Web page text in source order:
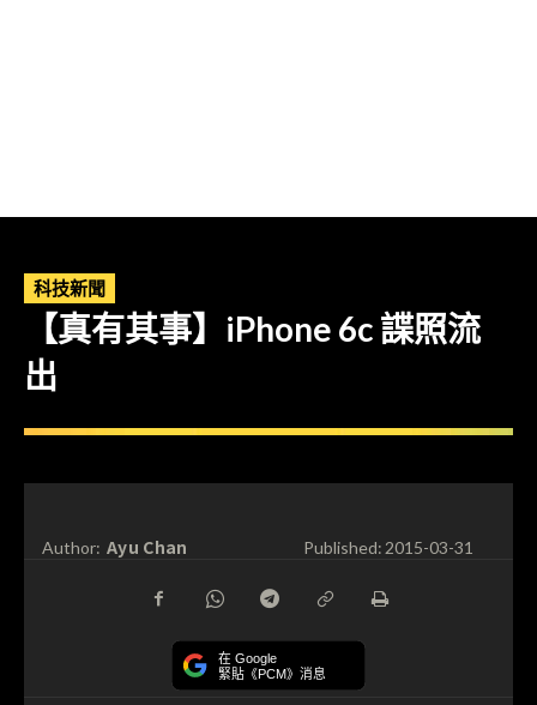
科技新聞
【真有其事】iPhone 6c 諜照流
出
Author: Ayu Chan Published:2015-03-31
在 Google
緊貼《PCM》消息